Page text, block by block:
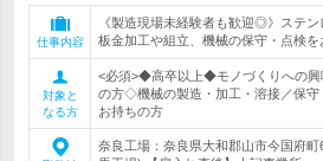
仕事内容
《製造現場未経験者も歓迎◎》ステ
板金加工や組立、機械の保守・点検を
対象と
なる方
<必須>◆高卒以上◆モノづくりへの
の方◇機械の製造・加工・溶接／保
お持ちの方
奈良工場：奈良県大和郡山市今国府